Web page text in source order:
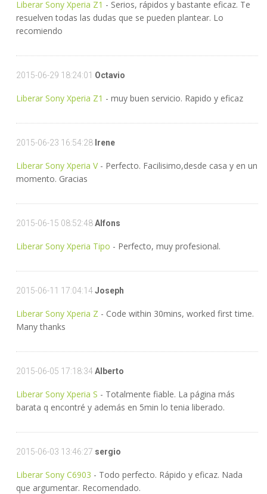
Liberar Sony Xperia Z1 - Serios, rápidos y bastante eficaz. Te
resuelven todas las dudas que se pueden plantear. Lo
recomiendo
2015-06-29 18:24:01 Octavio
Liberar Sony Xperia Z1 - muy buen servicio. Rapido y eficaz
2015-06-23 16:54:28 Irene
Liberar Sony Xperia V- Perfecto. Facilisimo,desde casa y en un
momento. Gracias
2015-06-15 08:52:48Alfons
Liberar Sony Xperia Tipo - Perfecto, muy profesional.
2015-06-11 17:04:14Joseph
Liberar Sony Xperia Z - Code within 30mins, worked first time.
Many thanks
2015-06-05 17:18:34Alberto
Liberar Sony Xperia S - Totalmente fiable. La página más
barata q encontré y además en 5min lo tenia liberado.
2015-06-03 13:46:27 sergio
Liberar Sony C6903 - Todo perfecto. Rápido y eficaz. Nada
que argumentar. Recomendado.